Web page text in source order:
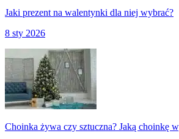
Jaki prezent na walentynki dla niej wybrać?
8 sty 2026
Choinka żywa czy sztuczna? Jaką choinkę